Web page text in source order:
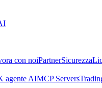
con noiPartnerSicurezza
agente AIMCP Servers